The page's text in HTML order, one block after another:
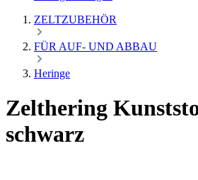
ZELTZUBEHÖR
FÜR AUF- UND ABBAU
Heringe
Zelthering
schwarz